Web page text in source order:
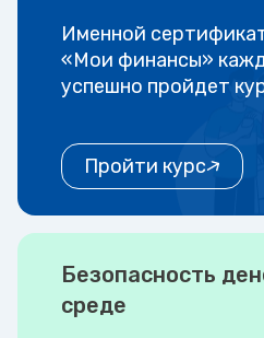
Именной
«Мои финансы»
успешно пройдет
Пройти курс
Безопасность
среде